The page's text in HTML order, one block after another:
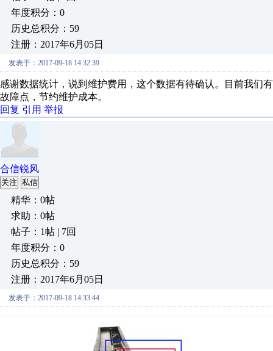
年度积分：0
历史总积分：59
注册：2017年6月05日
发表于：2017-09-18 14:32:39
感谢数据统计，说到维护费用，这个数据有待确认。目前我们
故障点，节约维护成本。
回复 引用 举报
合信锐风
关注 私信
精华：0帖
求助：0帖
帖子：1帖 | 7回
年度积分：0
历史总积分：59
注册：2017年6月05日
发表于：2017-09-18 14:33:44